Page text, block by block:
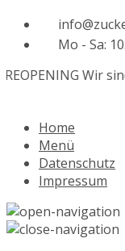
Mo - Sa:
REOPENING Wir
Home
Menü
Datenschutz
Impressum